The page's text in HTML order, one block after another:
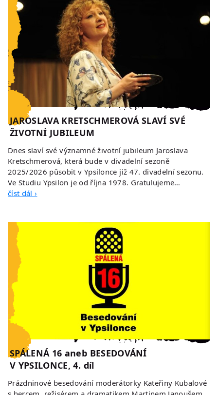
JAROSLAVA KRETSCHMEROVÁ SLAVÍ SVÉ
ŽIVOTNÍ JUBILEUM
Dnes slaví své významné životní jubileum Jaroslava
Kretschmerová, která bude v divadelní sezoně
2025/2026 působit v Ypsilonce již 47. divadelní sezonu.
Ve Studiu Ypsilon je od října 1978. Gratulujeme…
číst dál ›
SPÁLENÁ 16 aneb BESEDOVÁNÍ
V YPSILONCE, 4. díl
Prázdninové besedování moderátorky Kateřiny Kubalové